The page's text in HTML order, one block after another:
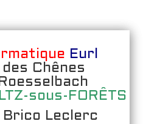
Eurl
Chênes
sous-FORÊTS
Brico Leclerc